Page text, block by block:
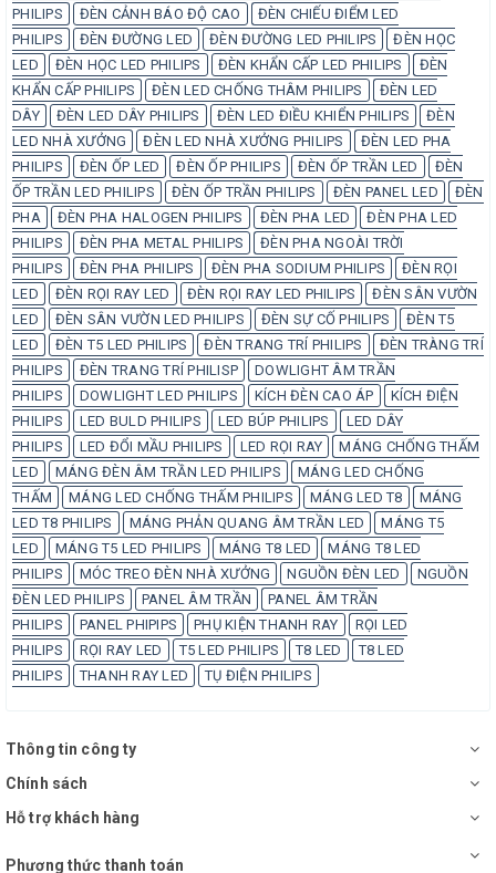
PHILIPS
ĐÈN CẢNH BÁO ĐỘ CAO
ĐÈN CHIẾU ĐIỂM LED
PHILIPS
ĐÈN ĐƯỜNG LED ĐÈN ĐƯỜNG LED PHILIPS
ĐÈN HỌC
LED
ĐÈN HỌC LED PHILIPS ĐÈN KHẨN CẤP LED PHILIPS
ĐÈN
KHẨN CẤP PHILIPS
ĐÈN LED CHỐNG THÂM PHILIPS
ĐÈN LED
DÂY
ĐÈN LED DÂY PHILIPS ĐÈN LED ĐIỀU KHIỂN PHILIPS
ĐÈN
LED NHÀ XƯỞNG
ĐÈN LED NHÀ XƯỞNG PHILIPS
ĐÈN LED PHA
PHILIPS
ĐÈN ỐP LED ĐÈN ỐP PHILIPS ĐÈN ỐP TRẦN LED
ĐÈN
ỐP TRẦN LED PHILIPS
ĐÈN ỐP TRẦN PHILIPS ĐÈN PANEL LED
ĐÈN
PHA
ĐÈN PHA HALOGEN PHILIPS ĐÈN PHA LED
ĐÈN PHA LED
PHILIPS
ĐÈN PHA METAL PHILIPS
ĐÈN PHA NGOÀI TRỜI
PHILIPS
ĐÈN PHA PHILIPS ĐÈN PHA SODIUM PHILIPS
ĐÈN RỌI
LED
ĐÈN RỌI RAY LED ĐÈN RỌI RAY LED PHILIPS
ĐÈN SÂN VƯỜN
LED
ĐÈN SÂN VƯỜN LED PHILIPS ĐÈN SỰ CỐ PHILIPS
ĐÈN T5
LED
ĐÈN T5 LED PHILIPS ĐÈN TRANG TRÍ PHILIPS
ĐÈN TRÀNG TRÍ
PHILIPS
ĐÈN TRANG TRÍ PHILISP
DOWLIGHT ÂM TRẦN
PHILIPS
DOWLIGHT LED PHILIPS KÍCH ĐÈN CAO ÁP
KÍCH ĐIỆN
PHILIPS
LED BULD PHILIPS LED BÚP PHILIPS
LED DÂY
PHILIPS
LED ĐỔI MẦU PHILIPS LED RỌI RAY
MÁNG CHỐNG THẤM
LED
MÁNG ĐÈN ÂM TRẦN LED PHILIPS
MÁNG LED CHỐNG
THẤM
MÁNG LED CHỐNG THẤM PHILIPS MÁNG LED T8
MÁNG
LED T8 PHILIPS
MÁNG PHẢN QUANG ÂM TRẦN LED
MÁNG T5
LED
MÁNG T5 LED PHILIPS MÁNG T8 LED
MÁNG T8 LED
PHILIPS
MÓC TREO ĐÈN NHÀ XƯỞNG NGUỒN ĐÈN LED
NGUỒN
ĐÈN LED PHILIPS
PANEL ÂM TRẦN
PANEL ÂM TRẦN
PHILIPS
PANEL PHIPIPS PHỤ KIỆN THANH RAY
RỌI LED
PHILIPS
RỌI RAY LED T5 LED PHILIPS T8 LED
T8 LED
PHILIPS
THANH RAY LED TỤ ĐIỆN PHILIPS
Thông tin công ty
Chính sách
Hỗ trợ khách hàng
Phương thức thanh toán